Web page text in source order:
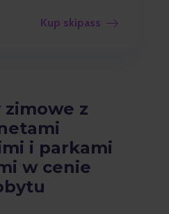
Kup skipass
zimowe z
i parkami
w cenie